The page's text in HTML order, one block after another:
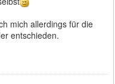
mich allerdings für die
entschieden.